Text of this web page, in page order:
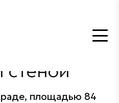
стеной
площадью 84